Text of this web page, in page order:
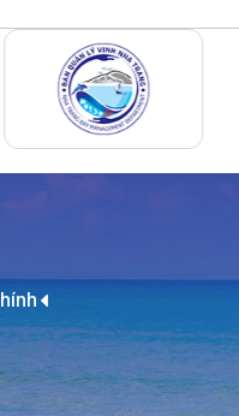
641/TB-VNT
Ban Quản Lý
Lựa Chọn Tổ
NỘI QUY BẾN
NỘI QUY BẾN
Công Khai
Chi Ngân
QUYẾT ĐỊNH